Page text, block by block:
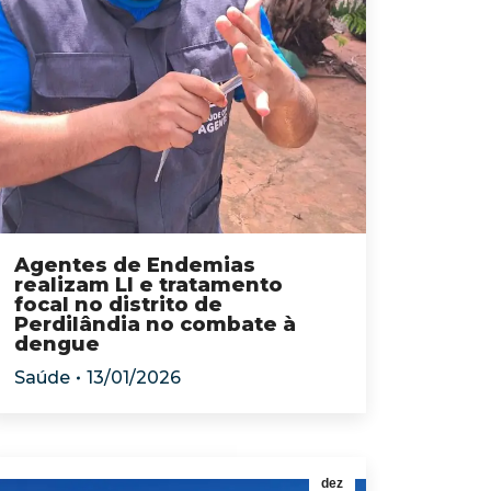
Agentes de Endemias
realizam LI e tratamento
focal no distrito de
Perdilândia no combate à
dengue
Saúde 13/01/2026
dez